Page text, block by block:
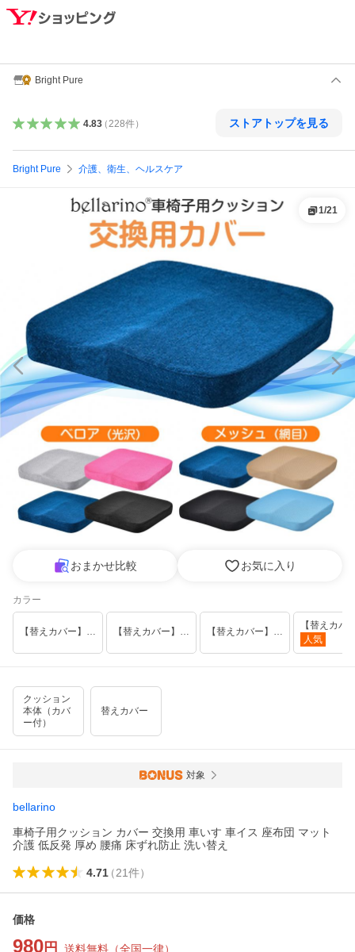
Bright Pure
4.83（ 228件） ストアトップを見る
Bright Pure 介護、衛生、ヘルスケア
1/21
おまかせ比較 お気に入り
カラー
【替えカバー】（ベロア）ネイビー 【替えカバー】（ベロア）ブラック 【替えカバー】（メッシュ）ブラック
人気
クッション
本体（カバ
ー付）
替えカバー
対象
bellarino
車椅子用クッション カバー 交換用 車いす 車イス 座布団 マット
介護 低反発 厚め 腰痛 床ずれ防止 洗い替え
4.71（21件）
価格
980 円 送料無料 （全国一律）